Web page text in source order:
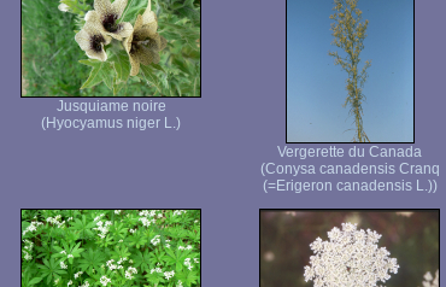
Jusquiame noire
(Hyocyamus niger L.)
Vergerette du Canada
(Conysa canadensis Cranq
(=Erigeron canadensis L.))